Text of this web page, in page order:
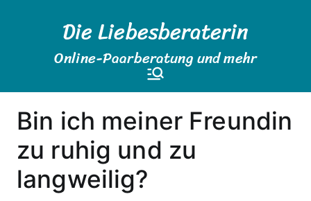
Die Liebesberaterin
Online-Paarberatung und mehr
Bin ich meiner Freundin
zu ruhig und zu
langweilig?